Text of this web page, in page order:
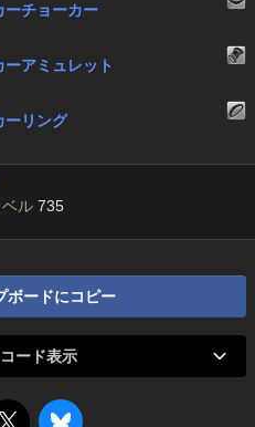
ーチョーカー
ーアミュレット
ーリング
ル 735
ボードにコピー
ード表示